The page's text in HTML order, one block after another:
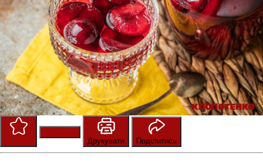
Друкувати
Поділитись